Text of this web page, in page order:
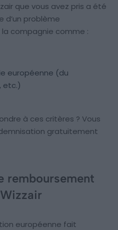
que vous avez pris a été
d’un problème
compagnie comme :
européenne (du
etc.)
à ces critères ? Vous
gratuitement
remboursement
européenne fait